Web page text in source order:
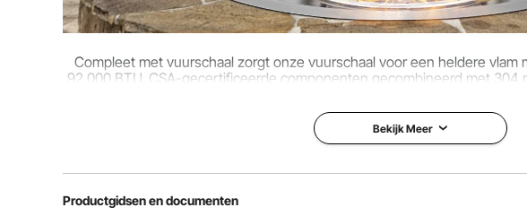
Productafmetingen (diameter x H) Φ22,04" × 3,43"/Φ559,5 × 87 mm
Compleet met vuurschaal zorgt onze vuurschaal voor een heldere vlam
92.000 BTU. CSA-gecertificeerde componenten gecombineerd met 304
Bekijk Meer
Productgidsen en documenten